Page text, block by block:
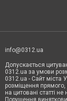
info@0312.ua
Допускається
0312.ua за умови
0312.ua - Сайт міста
розміщення прямого,
на цитовані статті
Порушення